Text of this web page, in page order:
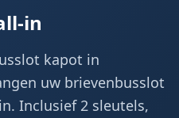
in
kapot in
uw brievenbusslot
Inclusief 2 sleutels,